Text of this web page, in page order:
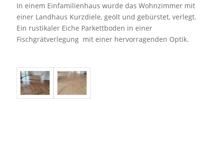
In einem Einfamilienhaus wurde das Wohnzimmer mit
einer Landhaus Kurzdiele, geölt und gebürstet, verlegt.
Ein rustikaler Eiche Parkettboden in einer
Fischgrätverlegung mit einer hervorragenden Optik.